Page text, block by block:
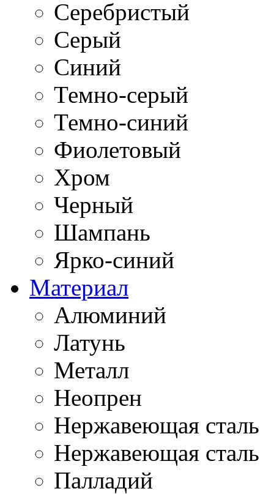
Серебристый
Серый
Синий
Темно-серый
Темно-синий
Фиолетовый
Хром
Черный
Шампань
Ярко-синий
Материал
Алюминий
Латунь
Металл
Неопрен
Нержавеющая cталь
Нержавеющая сталь
Палладий